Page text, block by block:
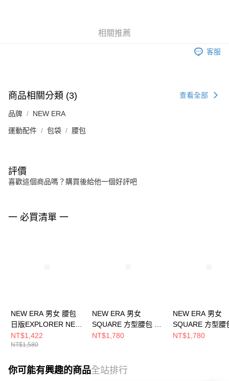
相關推薦
客服
商品相關分類 (3) 查看全部
品牌 NEW ERA
運動配件 包袋 腰包
評價
喜歡這個商品嗎？購買後給他一個好評吧
一 必買清單 一
NEW ERA 男女 腰包
日版EXPLORER NE
NE14201479
NT$1,422
NT$1,580
NEW ERA 男女
SQUARE 方型腰包 黑/
文字標 NE12872991
NT$1,780
NEW ERA 男女
SQUARE 方型腰
黑/LOGO標
NT$1,780
你可能有興趣的商品全站排行